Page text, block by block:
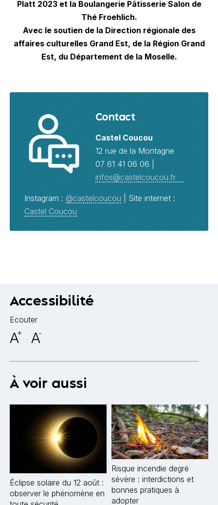
Platt 2023 et la Boulangerie Pâtisserie Salon de
Thé Froehlich.
Avec le soutien de la Direction régionale des
affaires culturelles Grand Est, de la Région Grand
Est, du Département de la Moselle.
Contact
Castel Coucou
12 rue de la Montagne
07 61 41 06 06 |
infos@castelcoucou.fr
Instagram : @castelcoucou | Site internet :
Castel Coucou
Accessibilité
Ecouter
A+ A-
À voir aussi
Éclipse solaire du 12 août :
observer le phénomène en
Risque incendie degré
sévère : interdictions et
bonnes pratiques à
adopter